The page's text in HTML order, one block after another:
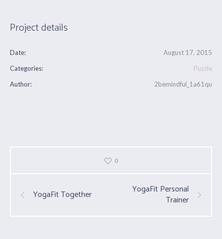
Project details
Date:
August 17, 2015
Categories:
Puzzle
Author:
2bemindful_1a61qu
0
YogaFit Together
YogaFit Personal
Trainer